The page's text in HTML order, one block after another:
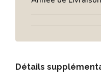
Détails